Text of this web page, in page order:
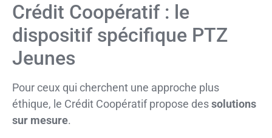
Crédit Coopératif : le
dispositif spécifique PTZ
Jeunes
Pour ceux qui cherchent une approche plus
éthique, le Crédit Coopératif propose dessolutions
sur mesure.